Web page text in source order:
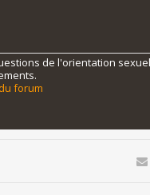
de l'orientation
forum